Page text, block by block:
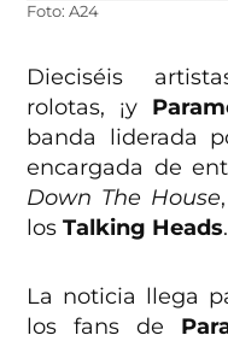
Foto: A24
Dieciséis
rolotas, ¡y
banda liderada
encargada de
Down The House
losTalking Heads.
La noticia llega
los fans de